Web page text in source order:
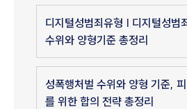
디지털성범죄유형 | 디지털성범
수위와 양형기준 총정리
성폭행처벌 수위와 양형 기준,
를 위한 합의 전략 총정리